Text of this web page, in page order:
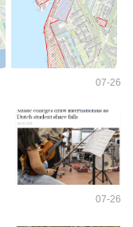
07-26
07-26